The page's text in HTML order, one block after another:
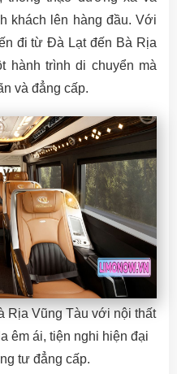
khách lên hàng đầu. Với
đi từ Đà Lạt đến Bà Rịa
hành trình di chuyển mà
và đẳng cấp.
Rịa Vũng Tàu với nội thất
êm ái, tiện nghi hiện đại
tư đẳng cấp.